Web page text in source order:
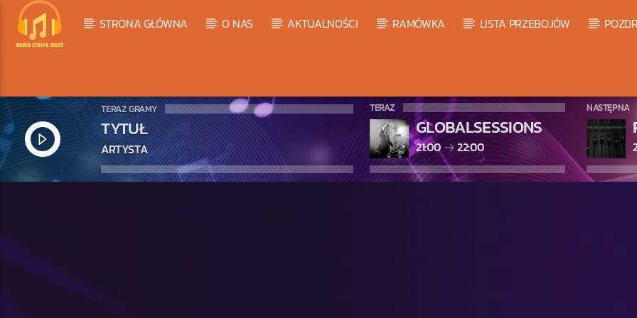
STRONA GŁÓWNA O NAS AKTUALNOŚCI RAMÓWKA LISTA PRZEBOJÓW
TERAZ GRAMY
TYTUŁ
ARTYSTA
TERAZ
GLOBALSESSIONS
21:00 22:00
NASTĘPNA